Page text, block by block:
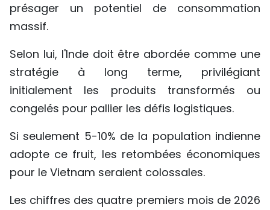
présager un potentiel de consommation
massif.
Selon lui, l'Inde doit être abordée comme une
stratégie à long terme, privilégiant
initialement les produits transformés ou
congelés pour pallier les défis logistiques.
Si seulement 5-10% de la population indienne
adopte ce fruit, les retombées économiques
pour le Vietnam seraient colossales.​
Les chiffres des quatre premiers mois de 2026